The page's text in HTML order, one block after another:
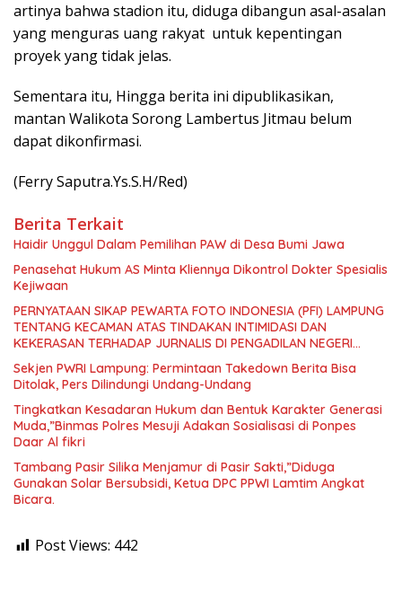
artinya bahwa stadion itu, diduga dibangun asal-asalan
yang menguras uang rakyat untuk kepentingan
proyek yang tidak jelas.
Sementara itu, Hingga berita ini dipublikasikan,
mantan Walikota Sorong Lambertus Jitmau belum
dapat dikonfirmasi.
(Ferry Saputra.Ys.S.H/Red)
Berita Terkait
Haidir Unggul Dalam Pemilihan PAW di Desa Bumi Jawa
Penasehat Hukum AS Minta Kliennya Dikontrol Dokter Spesialis
Kejiwaan
PERNYATAAN SIKAP PEWARTA FOTO INDONESIA (PFI) LAMPUNG
TENTANG KECAMAN ATAS TINDAKAN INTIMIDASI DAN
KEKERASAN TERHADAP JURNALIS DI PENGADILAN NEGERI
TANJUNG KARANG.
Sekjen PWRI Lampung: Permintaan Takedown Berita Bisa
Ditolak, Pers Dilindungi Undang-Undang
Tingkatkan Kesadaran Hukum dan Bentuk Karakter Generasi
Muda,”Binmas Polres Mesuji Adakan Sosialisasi di Ponpes
Daar Al fikri
Tambang Pasir Silika Menjamur di Pasir Sakti,”Diduga
Gunakan Solar Bersubsidi, Ketua DPC PPWI Lamtim Angkat
Bicara.
Post Views: 442